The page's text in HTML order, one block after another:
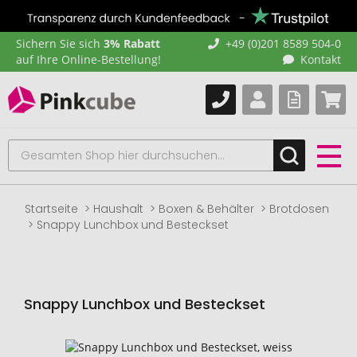
Sichern Sie sich 3% Rabatt
auf Ihre Online-Bestellung!
+49 (0)201 8589 504-0
Kontakt
Startseite Haushalt Boxen & Behälter
Brotdosen
Snappy Lunchbox und Besteckset
Snappy Lunchbox und Besteckset